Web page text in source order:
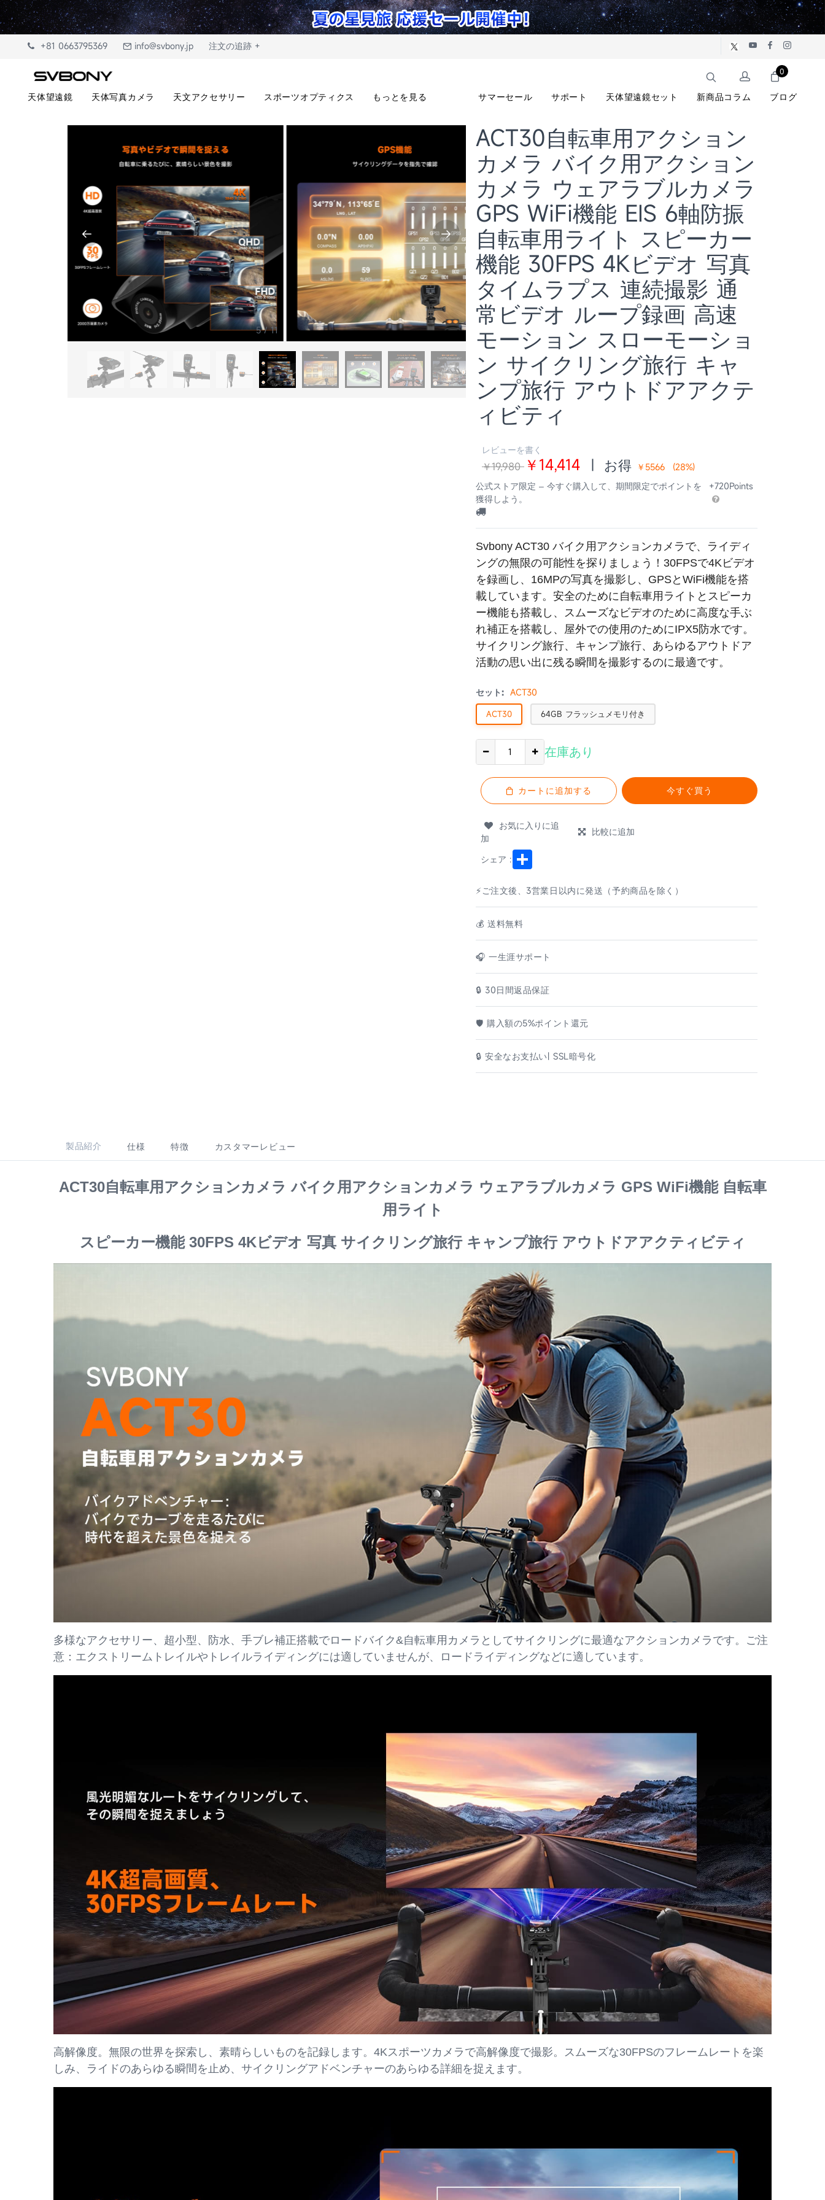
+81 0663795369 info@svbony.jp 注文の追跡 +
天体望遠鏡 天体写真カメラ 天文アクセサリー スポーツオプティクス もっとを見る サマーセール サポート 天体望遠鏡セット 新商品コラム ブログ
0
6/11
ACT30自転車用アクション
カメラ バイク用アクション
カメラ ウェアラブルカメラ
GPS WiFi機能 EIS 6軸防振
自転車用ライト スピーカー
機能 30FPS 4Kビデオ 写真
タイムラプス 連続撮影 通
常ビデオ ループ録画 高速
モーション スローモーショ
ン サイクリング旅行 キャ
ンプ旅行 アウトドアアクテ
ィビティ
レビューを書く
￥19,980 ￥14,414 | お得 ￥5566 (28%)
公式ストア限定 – 今すぐ購入して、期間限定でポイントを
獲得しよう。
+720Points
Svbony ACT30 バイク用アクションカメラで、ライディ
ングの無限の可能性を探りましょう！30FPSで4Kビデオ
を録画し、16MPの写真を撮影し、GPSとWiFi機能を搭
載しています。安全のために自転車用ライトとスピーカ
ー機能も搭載し、スムーズなビデオのために高度な手ぶ
れ補正を搭載し、屋外での使用のためにIPX5防水です。
サイクリング旅行、キャンプ旅行、あらゆるアウトドア
活動の思い出に残る瞬間を撮影するのに最適です。
セット: ACT30
ACT30 64GB フラッシュメモリ付き
在庫あり
カートに追加する 今すぐ買う
お気に入りに追
加
比較に追加
シェア :
⚡ご注文後、3営業日以内に発送（予約商品を除く）
💰️ 送料無料
🎧 一生涯サポート
🔒 30日間返品保証
🛡️ 購入額の5%ポイント還元
🔒 安全なお支払い| SSL暗号化
製品紹介 仕様 特徴 カスタマーレビュー
ACT30自転車用アクションカメラ バイク用アクションカメラ ウェアラブルカメラ GPS WiFi機能 自転車
用ライト
スピーカー機能 30FPS 4Kビデオ 写真 サイクリング旅行 キャンプ旅行 アウトドアアクティビティ
多様なアクセサリー、超小型、防水、手ブレ補正搭載でロードバイク&自転車用カメラとしてサイクリングに最適なアクションカメラです。ご注
意：エクストリームトレイルやトレイルライディングには適していませんが、ロードライディングなどに適しています。
高解像度。無限の世界を探索し、素晴らしいものを記録します。4Kスポーツカメラで高解像度で撮影。スムーズな30FPSのフレームレートを楽
しみ、ライドのあらゆる瞬間を止め、サイクリングアドベンチャーのあらゆる詳細を捉えます。